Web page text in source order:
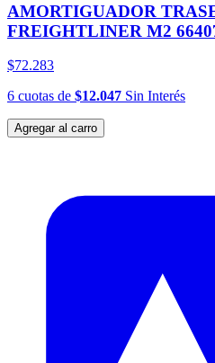
AMORTIGUADOR
FREIGHTLINER M2
$72.283
6 cuotas de $12.047 Sin Interés
Agregar al carro